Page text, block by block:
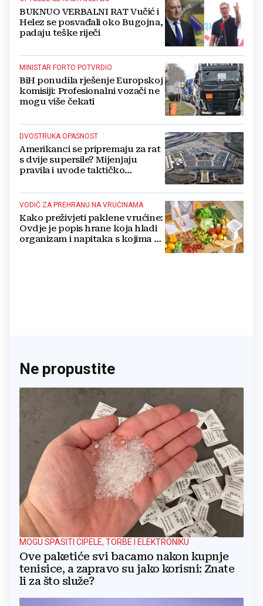
BUKNUO VERBALNI RAT Vučić i
Helez se posvađali oko Bugojna,
padaju teške riječi
MINISTAR FORTO POTVRDIO
BiH ponudila rješenje Europskoj
komisiji: Profesionalni vozači ne
mogu više čekati
DVOSTRUKA OPASNOST
Amerikanci se pripremaju za rat
s dvije supersile? Mijenjaju
pravila i uvode taktičko
VODIČ ZA PREHRANU NA VRUĆINAMA
Kako preživjeti paklene vrućine:
Ovdje je popis hrane koja hladi
organizam i napitaka s kojima si
Ne propustite
MOGU SPASITI CIPELE, TORBE I ELEKTRONIKU
Ove paketiće svi bacamo nakon kupnje
tenisice, a zapravo su jako korisni: Znate
li za što služe?